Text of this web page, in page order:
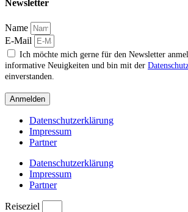
Newsletter
Name
E-Mail
Ich möchte mich gerne für den Newsletter
informative Neuigkeiten und bin mit der
einverstanden.
Anmelden
Datenschutzerklärung
Impressum
Partner
Datenschutzerklärung
Impressum
Partner
Reiseziel